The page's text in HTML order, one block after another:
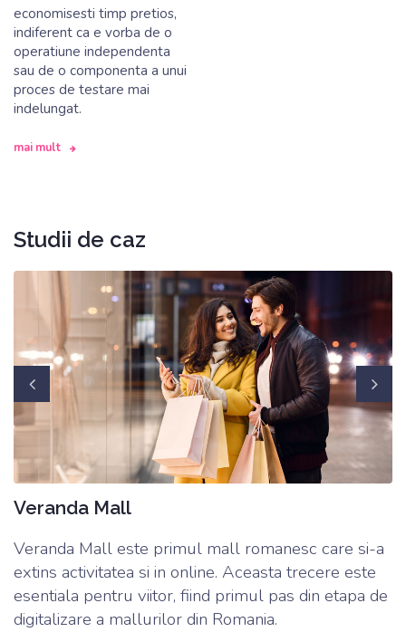
economisesti timp pretios,
indiferent ca e vorba de o
operatiune independenta
sau de o componenta a unui
proces de testare mai
indelungat.
mai mult
Studii de caz
Veranda Mall
Veranda Mall este primul mall romanesc care si-a
extins activitatea si in online. Aceasta trecere este
esentiala pentru viitor, fiind primul pas din etapa de
digitalizare a mallurilor din Romania.